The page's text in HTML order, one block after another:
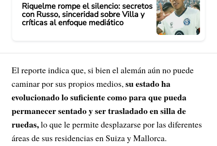
Riquelme rompe el silencio: secretos
con Russo, sinceridad sobre Villa y
críticas al enfoque mediático
El reporte indica que, si bien el alemán aún no puede
caminar por sus propios medios,su estado ha
evolucionado lo suficiente como para que pueda
permanecer sentado y ser trasladado en silla de
ruedas,lo que le permite desplazarse por las diferentes
áreas de sus residencias en Suiza y Mallorca.